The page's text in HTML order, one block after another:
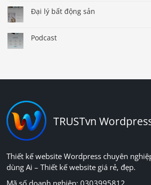
Đại lý bất động sản
Podcast
TRUSTvn
Thiết kế website Wordpress chuyên
dùng Ai – Thiết kế website giá rẻ, đẹp.